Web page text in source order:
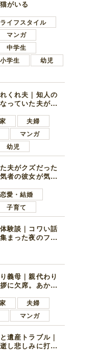
がいる
ライフスタイル
マンガ
中学生
小学生
幼児
くれ夫｜知人の
っていた夫が家
夫婦
マンガ
幼児
夫がクズだった
者の彼女が気に
恋愛・結婚
子育て
験談｜コワい話
まった夜のファ
マ
義母｜親代わり
に欠席。あから
夫婦
マンガ
遺産トラブル｜
し悲しみに打ち